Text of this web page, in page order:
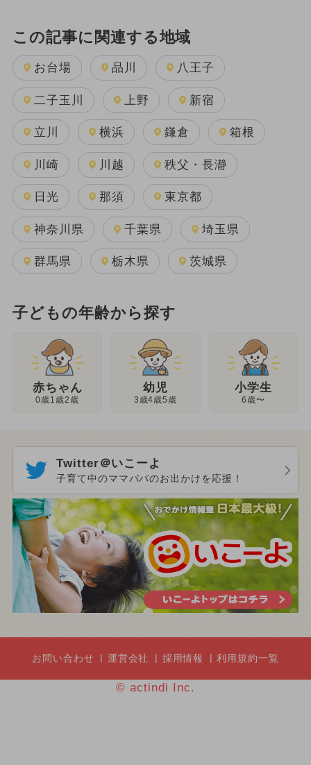
この記事に関連する地域
お台場 品川 八王子
二子玉川 上野 新宿
立川 横浜 鎌倉 箱根
川崎 川越 秩父・長瀞
日光 那須 東京都
神奈川県 千葉県 埼玉県
群馬県 栃木県 茨城県
子どもの年齢から探す
赤ちゃん
0歳1歳2歳
幼児
3歳4歳5歳
小学生
6歳〜
Twitter＠いこーよ
子育て中のママパパのお出かけを応援！
お問い合わせ 運営会社 採用情報 利用規約一覧
© actindi Inc.